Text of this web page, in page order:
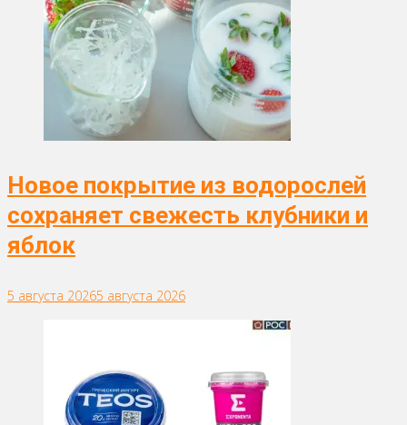
Новое покрытие из водорослей
сохраняет свежесть клубники и
яблок
5 августа 20265 августа 2026